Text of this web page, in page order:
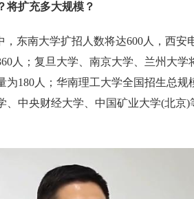
将扩充多大规模？
，东南大学扩招人数将达600人，西安
人；复旦大学、南京大学、兰州大学
为180人；华南理工大学全国招生总规
、中央财经大学、中国矿业大学(北京)